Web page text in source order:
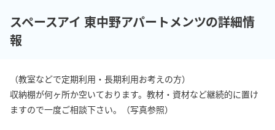
スペースアイ 東中野アパートメンツの詳細情
報
（教室などで定期利用・長期利用お考えの方）
収納棚が何ヶ所か空いております。教材・資材など継続的に置け
ますので一度ご相談下さい。（写真参照）